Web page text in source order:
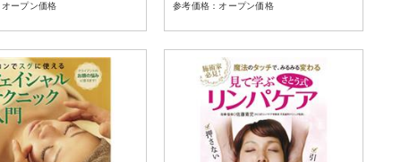
オープン価格 オープン価格